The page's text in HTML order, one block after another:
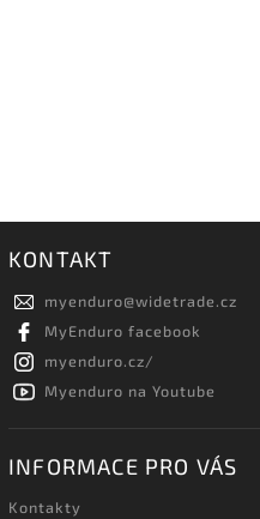
KONTAKT
myenduro@widetrade.cz
MyEnduro facebook
myenduro.cz/
Myenduro na Youtube
INFORMACE PRO VÁS
Kontakty